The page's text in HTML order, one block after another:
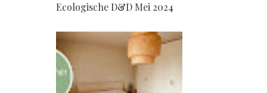
Ecologische D&D Mei 2024